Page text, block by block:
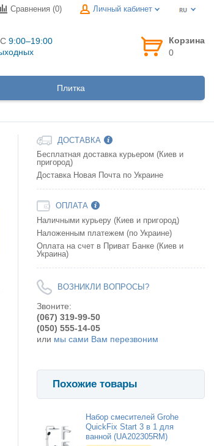
Сравнения (0) Личный кабинет
9:00–19:00
Корзина
0
Плитка
ДОСТАВКА
Бесплатная доставка курьером (Киев и
пригород)
Доставка Новая Почта по Украине
ОПЛАТА
Наличными курьеру (Киев и пригород)
Наложенным платежем (по Украине)
Оплата на счет в Приват Банке (Киев и
Украина)
ВОЗНИКЛИ ВОПРОСЫ?
Звоните:
(067) 319-99-50
(050) 555-14-05
или мы сами Вам перезвоним
Похожие товары
Набор смесителей Grohe
QuickFix Start 3 в 1 для
ванной (UA202305RM)